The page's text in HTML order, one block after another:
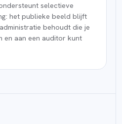
selectieve
het publieke beeld blijft
behoudt die je
en aan een auditor kunt